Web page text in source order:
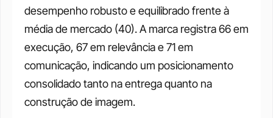
desempenho robusto e equilibrado frente à
média de mercado (40). A marca registra 66 em
execução, 67 em relevância e 71 em
comunicação, indicando um posicionamento
consolidado tanto na entrega quanto na
construção de imagem.